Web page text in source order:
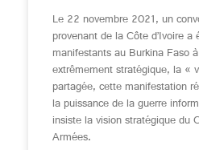
Le 22 novembre 2021, un
provenant de la Côte d’Ivoire
manifestants au Burkina Faso
extrêmement stratégique, la «
partagée, cette manifestation
la puissance de la guerre
insiste la vision stratégique du
Armées.